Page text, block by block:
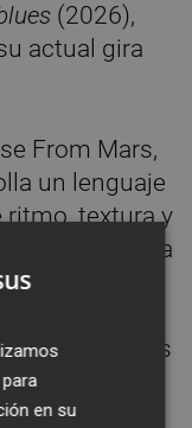
(2026),
actual gira
From Mars,
un lenguaje
ritmo, textura y
trayectoria
como
su directo
rítmicos
en su